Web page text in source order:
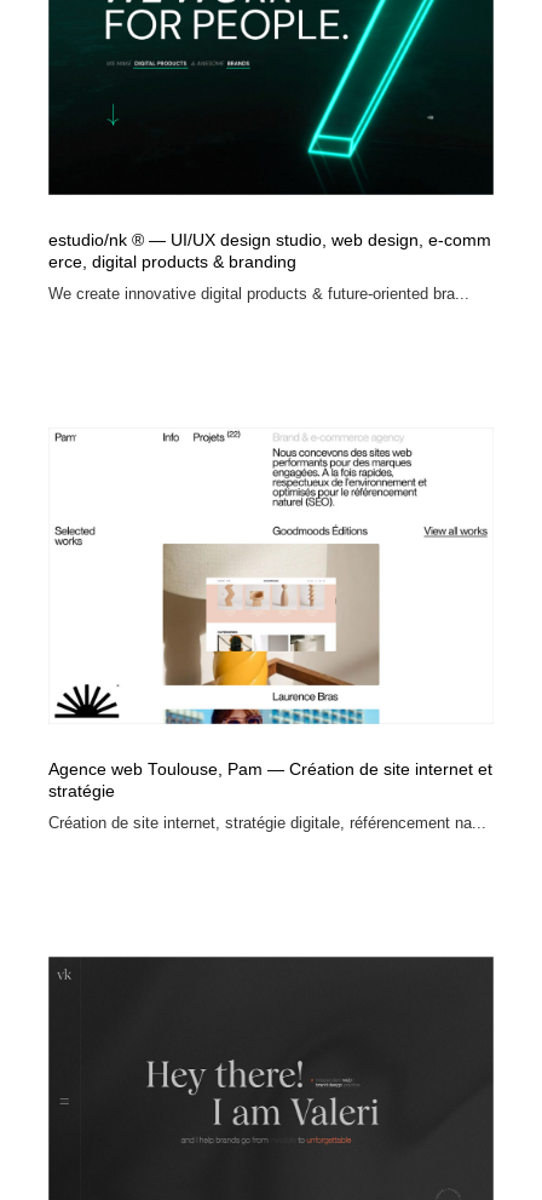
estudio/nk ® — UI/UX design studio, web design, e-comm
erce, digital products & branding
We create innovative digital products & future-oriented bra...
Agence web Toulouse, Pam — Création de site internet et
stratégie
Création de site internet, stratégie digitale, référencement na...